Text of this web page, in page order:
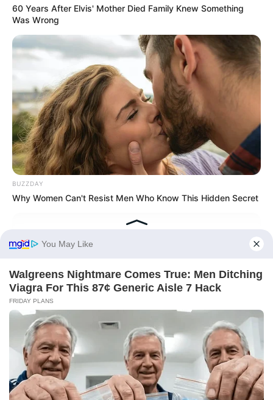
60 Years After Elvis' Mother Died Family Knew Something
Was Wrong
BUZZDAY
Why Women Can't Resist Men Who Know This Hidden Secret
BUZZ DAY
Diana’s Last Words: Firefighter Finally Reveals The Truth